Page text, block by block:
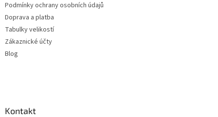
Podmínky ochrany osobních údajů
Doprava a platba
Tabulky velikostí
Zákaznické účty
Blog
Kontakt